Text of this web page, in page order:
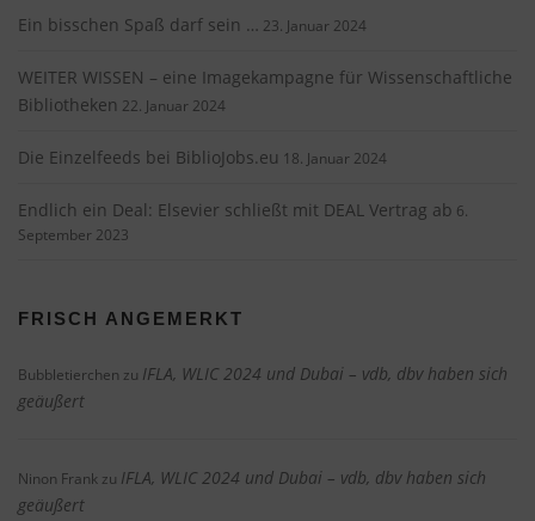
Ein bisschen Spaß darf sein … 23. Januar 2024
WEITER WISSEN – eine Imagekampagne für Wissenschaftliche
Bibliotheken 22. Januar 2024
Die Einzelfeeds bei BiblioJobs.eu 18. Januar 2024
Endlich ein Deal: Elsevier schließt mit DEAL Vertrag ab 6.
September 2023
FRISCH ANGEMERKT
Bubbletierchen zu IFLA, WLIC 2024 und Dubai – vdb, dbv haben sich
geäußert
Ninon Frank zu IFLA, WLIC 2024 und Dubai – vdb, dbv haben sich
geäußert